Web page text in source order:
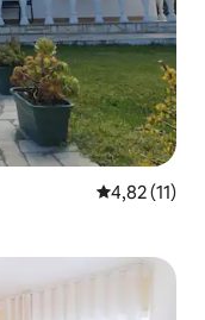
Prosječna
4,82 (11)